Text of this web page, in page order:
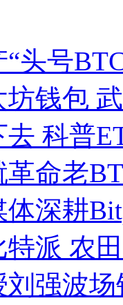
头号
坊钱包
科普
命老
体深耕
派 农
刘强波